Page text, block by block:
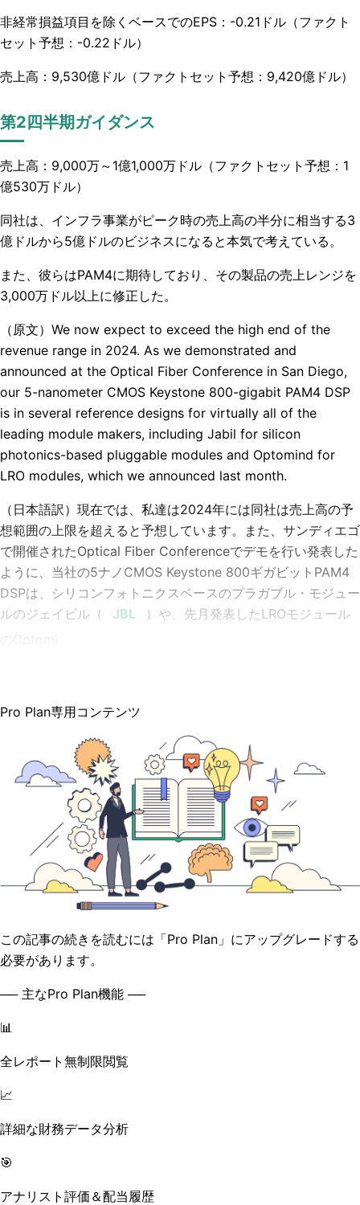
非経常損益項目 を除くベースでのEPS：-0.21ドル（ファクト
セット予想：-0.22ドル）
売上高：9,530億ドル（ファクトセット予想：9,420億ドル）
第2四半期ガイダンス
売上高：9,000万～1億1,000万ドル（ファクトセット予想：1
億530万ドル）
同社は、インフラ事業がピーク時の売上高の半分に相当する3
億ドルから5億ドルのビジネスになると本気で考えている。
また、彼らはPAM4に期待しており、その製品の売上レンジを
3,000万ドル以上に修正した。
（原文）We now expect to exceed the high end of the
revenue range in 2024. As we demonstrated and
announced at the Optical Fiber Conference in San Diego,
our 5-nanometer CMOS Keystone 800-gigabit PAM4 DSP
is in several reference designs for virtually all of the
leading module makers, including Jabil for silicon
photonics-based pluggable modules and Optomind for
LRO modules, which we announced last month.
（日本語訳）現在では、私達は2024年には同社は売上高の予
想範囲の上限を超えると予想しています。また、サンディエゴ
で開催されたOptical Fiber Conferenceでデモを行い発表した
ように、当社の5ナノCMOS Keystone 800ギガビットPAM4
DSPは、シリコンフォトニクスベースのプラガブル・モジュー
ルのジェイビル （
）や、先月発表したLROモジュール
Pro Plan専用コンテンツ
この記事の続きを読むには「Pro Plan」にアップグレードする
必要があります。
── 主なPro Plan機能 ──
📊
全レポート無制限閲覧
📈
詳細な財務データ分析
🎯
アナリスト評価＆配当履歴